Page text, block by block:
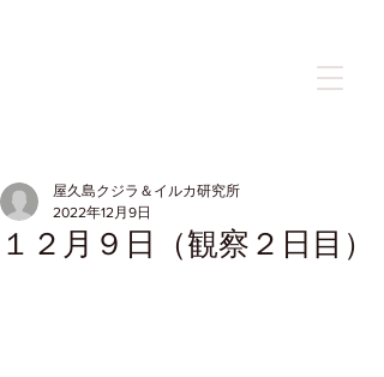
１２月９日（観察２日目）
屋久島クジラ＆イルカ研究所
2022年12月9日